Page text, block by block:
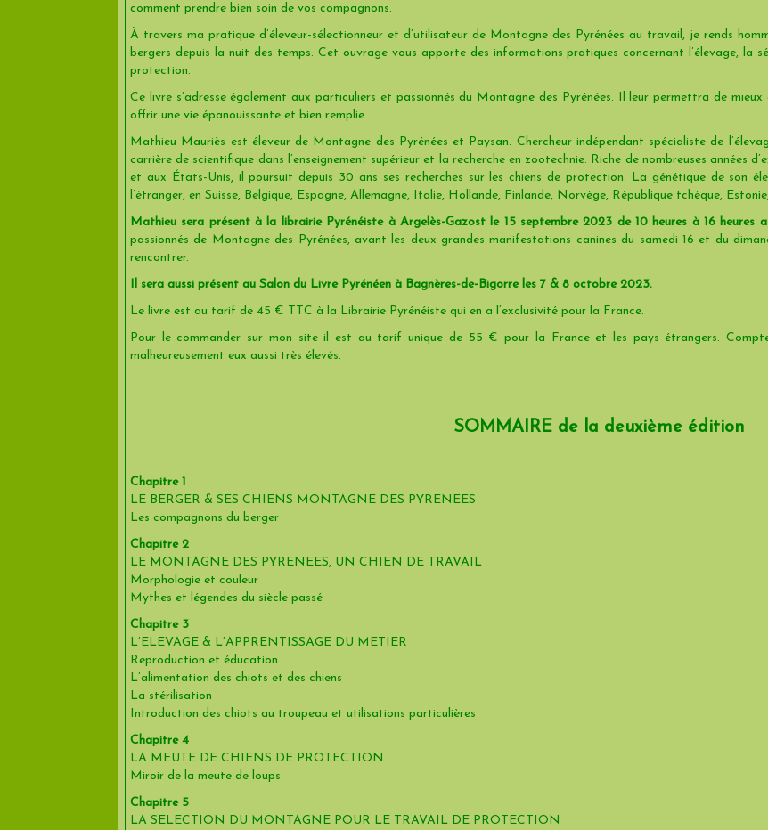
comment prendre bien soin de vos compagnons.
À travers ma pratique d’éleveur-sélectionneur et d’utilisateur de Montagne des Pyrénées au travail, je rends
bergers depuis la nuit des temps. Cet ouvrage vous apporte des informations pratiques concernant l’élevage, la
protection.
Ce livre s’adresse également aux particuliers et passionnés du Montagne des Pyrénées. Il leur permettra de
offrir une vie épanouissante et bien remplie.
Mathieu Mauriès est éleveur de Montagne des Pyrénées et Paysan. Chercheur indépendant spécialiste de
carrière de scientifique dans l’enseignement supérieur et la recherche en zootechnie. Riche de nombreuses années
et aux États-Unis, il poursuit depuis 30 ans ses recherches sur les chiens de protection. La génétique de son
l’étranger, en Suisse, Belgique, Espagne, Allemagne, Italie, Hollande, Finlande, Norvège, République tchèque,
Mathieu sera présent à la librairie Pyrénéiste à Argelès-Gazost le 15 septembre 2023 de 10 heures à 16 heures
passionnés de Montagne des Pyrénées, avant les deux grandes manifestations canines du samedi 16 et du
rencontrer.
Il sera aussi présent au Salon du Livre Pyrénéen à Bagnères-de-Bigorre les 7 & 8 octobre 2023.
Le livre est au tarif de 45 € TTC à la Librairie Pyrénéiste qui en a l’exclusivité pour la France.
Pour le commander sur mon site il est au tarif unique de 55 € pour la France et les pays étrangers.
malheureusement eux aussi très élevés.
SOMMAIRE de la deuxième édition
Chapitre 1
LE BERGER & SES CHIENS MONTAGNE DES PYRENEES
Les compagnons du berger
Chapitre 2
LE MONTAGNE DES PYRENEES, UN CHIEN DE TRAVAIL
Morphologie et couleur
Mythes et légendes du siècle passé
Chapitre 3
L’ELEVAGE & L’APPRENTISSAGE DU METIER
Reproduction et éducation
L’alimentation des chiots et des chiens
La stérilisation
Introduction des chiots au troupeau et utilisations particulières
Chapitre 4
LA MEUTE DE CHIENS DE PROTECTION
Miroir de la meute de loups
Chapitre 5
LA SELECTION DU MONTAGNE POUR LE TRAVAIL DE PROTECTION